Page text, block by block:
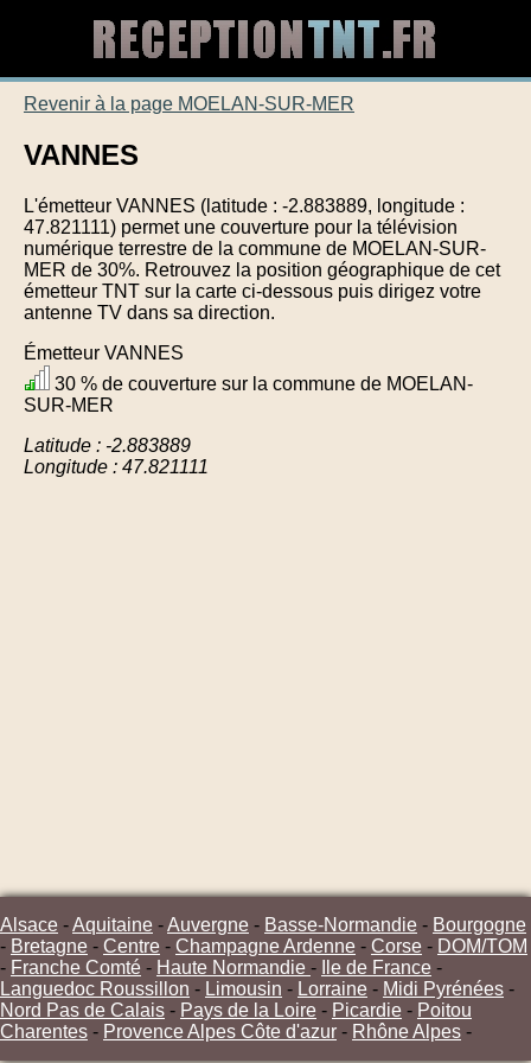
Revenir à la page MOELAN-SUR-MER
VANNES
L'émetteur VANNES (latitude : -2.883889, longitude :
47.821111) permet une couverture pour la télévision
numérique terrestre de la commune de MOELAN-SUR-
MER de 30%. Retrouvez la position géographique de cet
émetteur TNT sur la carte ci-dessous puis dirigez votre
antenne TV dans sa direction.
Émetteur VANNES
30 % de couverture sur la commune de MOELAN-
SUR-MER
Latitude : -2.883889
Longitude : 47.821111
Alsace -Aquitaine -Auvergne - Basse-Normandie - Bourgogne
- Bretagne - Centre - Champagne Ardenne - Corse - DOM/TOM
- Franche Comté - Haute Normandie - Ile de France -
Languedoc Roussillon - Limousin - Lorraine - Midi Pyrénées -
Nord Pas de Calais - Pays de la Loire - Picardie - Poitou
Charentes - Provence Alpes Côte d'azur - Rhône Alpes -